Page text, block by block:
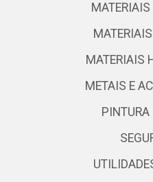
MATERIAIS
METAIS E
PINTURA